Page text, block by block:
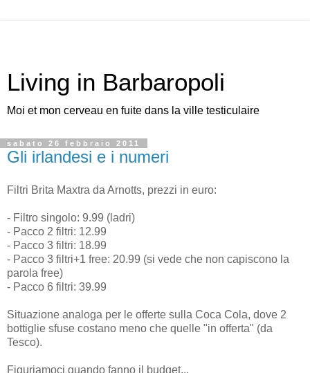
Living in Barbaropoli
Moi et mon cerveau en fuite dans la ville testiculaire
sabato 26 febbraio 2011
Gli irlandesi e i numeri
Filtri Brita Maxtra da Arnotts, prezzi in euro:
- Filtro singolo: 9.99 (ladri)
- Pacco 2 filtri: 12.99
- Pacco 3 filtri: 18.99
- Pacco 3 filtri+1 free: 20.99 (si vede che non capiscono la
parola free)
- Pacco 6 filtri: 39.99
Situazione analoga per le offerte sulla Coca Cola, dove 2
bottiglie sfuse costano meno che quelle "in offerta" (da
Tesco).
Figuriamoci quando fanno il budget...